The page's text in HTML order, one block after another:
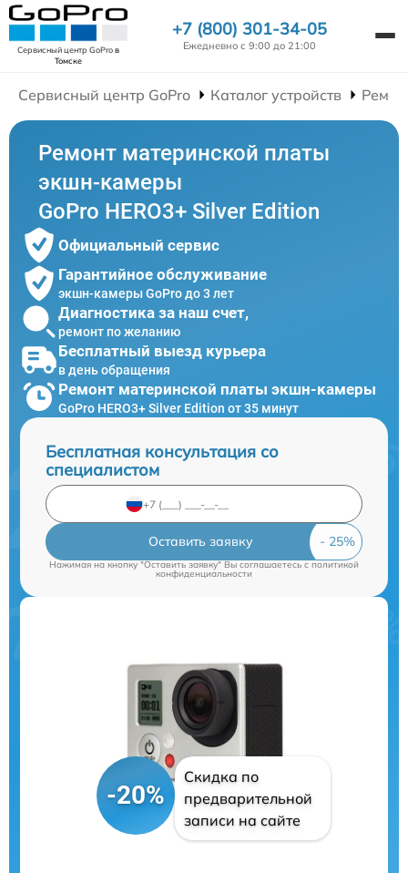
Сервисный центр GoProв
Томске
+7 (800) 301-34-05
Ежедневно с 9:00 до 21:00
Сервисный центр GoPro Каталог устройств
Ремонт материнской платы
экшн-камеры
GoPro HERO3+ Silver Edition
Официальный сервис
Гарантийное обслуживание
экшн-камеры GoPro до 3 лет
Диагностика за наш счет,
ремонт по желанию
Бесплатный выезд курьера
в день обращения
Ремонт материнской платы экшн-камеры
GoPro HERO3+ Silver Edition от 35 минут
Бесплатная консультация со
специалистом
Оставить заявку
Нажимая на кнопку "Оставить заявку" Вы соглашаетесь c политикой
конфиденциальности
-20%
Скидка по
предварительной
записи на сайте